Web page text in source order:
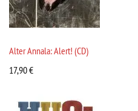
Alter Annala: Alert! (CD)
17,90€